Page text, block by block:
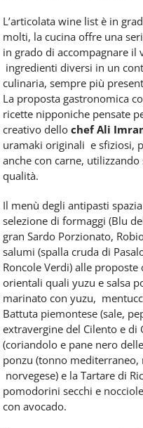
L’articolata wine list è in
molti, la cucina offre una
in grado di accompagnare
ingredienti diversi in un
culinaria, sempre più
La proposta gastronomica
ricette nipponiche pensate
creativo dello chef Ali
uramaki originali e sfiziosi,
anche con carne,
qualità.
Il menù degli antipasti
selezione di formaggi (Blu
gran Sardo Porzionato,
salumi (spalla cruda di
Roncole Verdi) alle
orientali quali yuzu e salsa
marinato con yuzu,
Battuta piemontese (sale,
extravergine del Cilento e di
(coriandolo e pane nero
ponzu (tonno mediterraneo,
norvegese) e la Tartare di
pomodorini secchi e
con avocado.